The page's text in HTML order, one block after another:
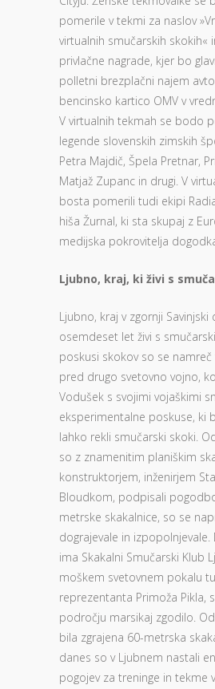
pomerile v tekmi za naslov
virtualnih smučarskih skokih«
privlačne nagrade, kjer bo
polletni brezplačni najem
bencinsko kartico OMV v
V virtualnih tekmah se bodo
legende slovenskih zimskih
Petra Majdič, Špela Pretnar,
Matjaž Zupanc in drugi. V
bosta pomerili tudi ekipi
hiša Žurnal, ki sta skupaj z
medijska pokrovitelja
Ljubno, kraj, ki živi s
Ljubno, kraj v zgornji
osemdeset let živi s
poskusi skokov so se
pred drugo svetovno vojno,
Vodušek s svojimi vojaškimi
eksperimentalne poskuse, ki
lahko rekli smučarski skoki.
so z znamenitim planiškim
konstruktorjem, inženirjem
Bloudkom, podpisali
metrske skakalnice, so se
dograjevale in izpopolnjevale.
ima Skakalni Smučarski Klub
moškem svetovnem pokalu
reprezentanta Primoža Pikla,
področju marsikaj zgodilo.
bila zgrajena 60-metrska
danes so v Ljubnem nastali
pogojev za treninge in tekme